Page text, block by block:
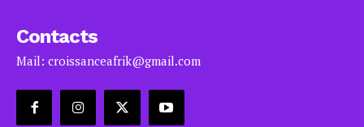
Contacts
Mail: croissanceafrik@gmail.com